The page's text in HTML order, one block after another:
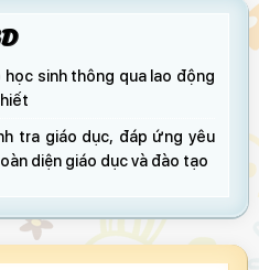
học sinh thông qua lao động
tra giáo dục, đáp ứng yêu
diện giáo dục và đào tạo